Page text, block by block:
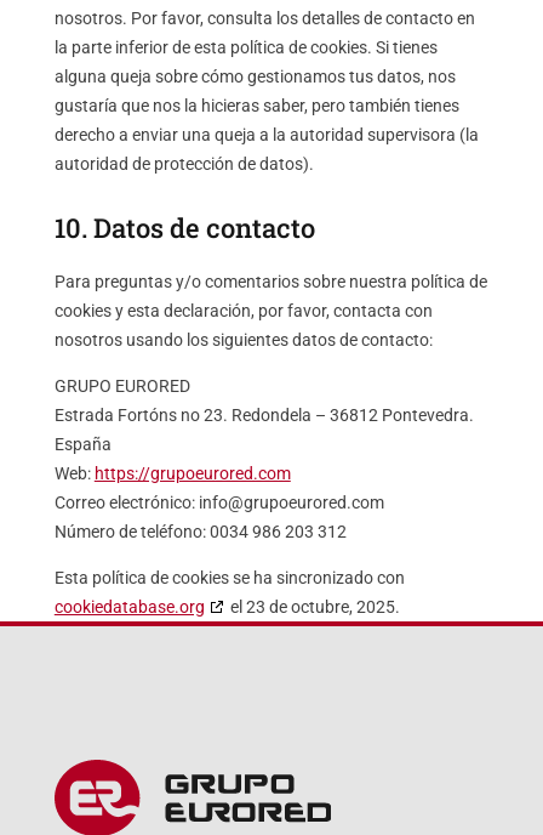
nosotros. Por favor, consulta los detalles de contacto en
la parte inferior de esta política de cookies. Si tienes
alguna queja sobre cómo gestionamos tus datos, nos
gustaría que nos la hicieras saber, pero también tienes
derecho a enviar una queja a la autoridad supervisora (la
autoridad de protección de datos).
10. Datos de contacto
Para preguntas y/o comentarios sobre nuestra política de
cookies y esta declaración, por favor, contacta con
nosotros usando los siguientes datos de contacto:
GRUPO EURORED
Estrada Fortóns no 23. Redondela – 36812 Pontevedra.
España
Web: https://grupoeurored.com
Correo electrónico: info@grupoeurored.com
Número de teléfono: 0034 986 203 312
Esta política de cookies se ha sincronizado con
cookiedatabase.org
el 23 de octubre, 2025.